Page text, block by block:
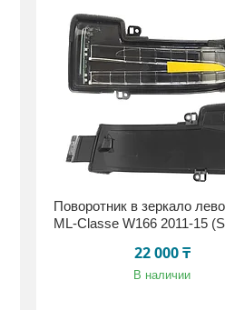
Поворотник в зеркало
ML-Classe W166 2011-15
22 000 ₸
В наличии